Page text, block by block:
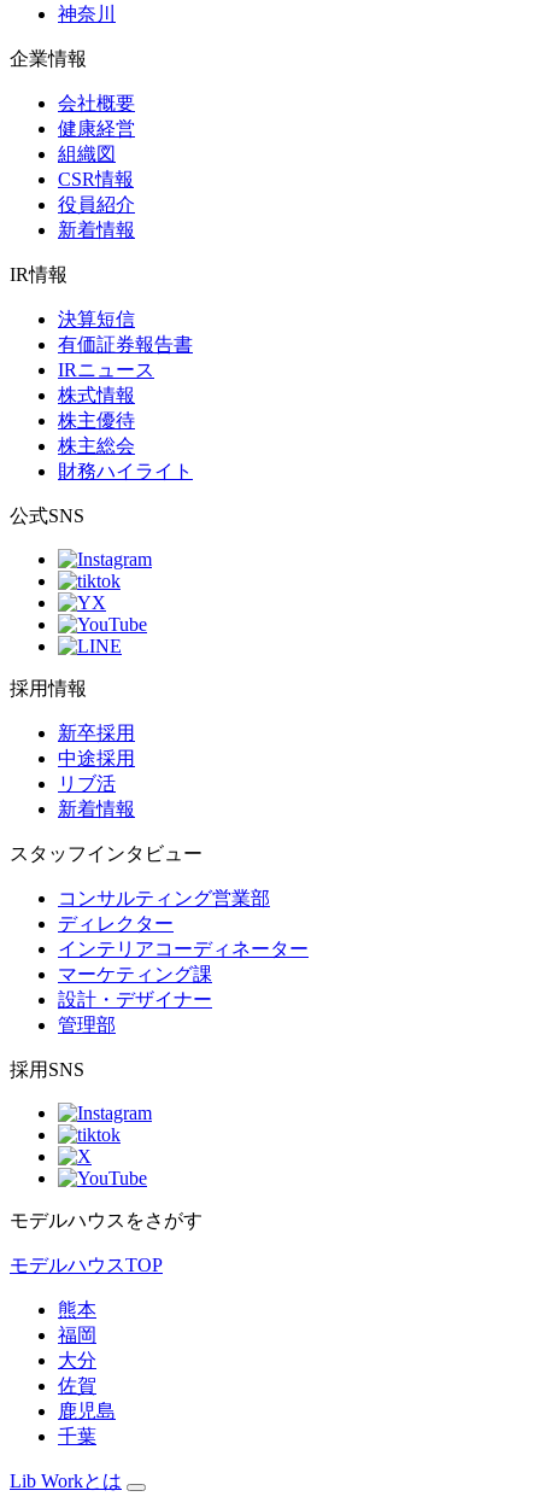
神奈川
企業情報
会社概要
健康経営
組織図
CSR情報
役員紹介
新着情報
IR情報
決算短信
有価証券報告書
IRニュース
株式情報
株主優待
株主総会
財務ハイライト
公式SNS
採用情報
新卒採用
中途採用
リブ活
新着情報
スタッフインタビュー
コンサルティング営業部
ディレクター
インテリアコーディネーター
マーケティング課
設計・デザイナー
管理部
採用SNS
モデルハウスをさがす
モデルハウスTOP
熊本
福岡
大分
佐賀
鹿児島
千葉
Lib Workとは